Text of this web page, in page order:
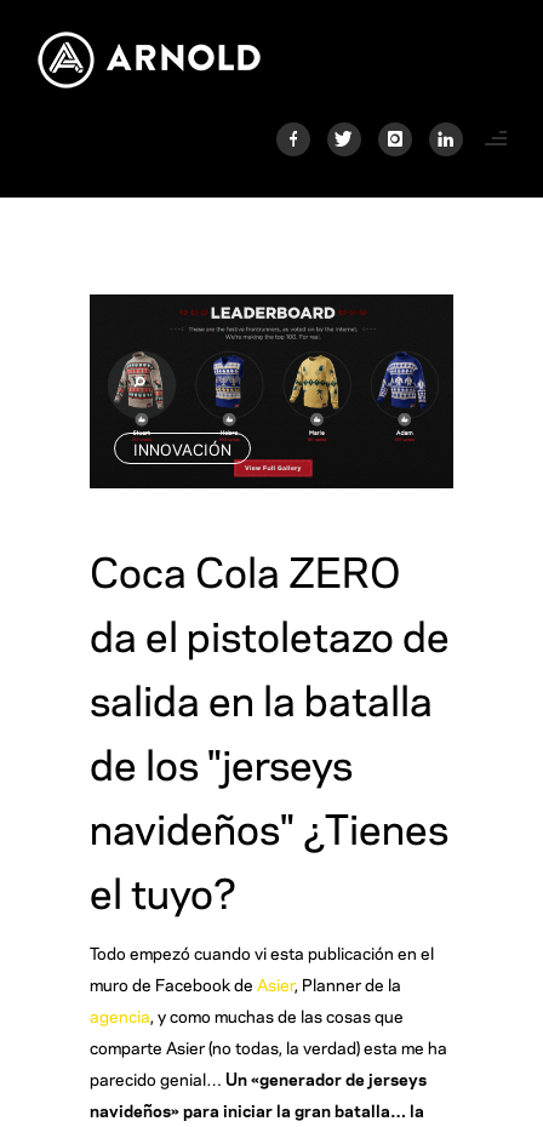
INNOVACIÓN
Coca Cola ZERO
da el pistoletazo de
salida en la batalla
de los "jerseys
navideños" ¿Tienes
el tuyo?
Todo empezó cuando vi esta publicación en el
muro de Facebook de Asier, Planner de la
agencia, y como muchas de las cosas que
comparte Asier (no todas, la verdad) esta me ha
parecido genial… Un «generador de jerseys
navideños» para iniciar la gran batalla… la